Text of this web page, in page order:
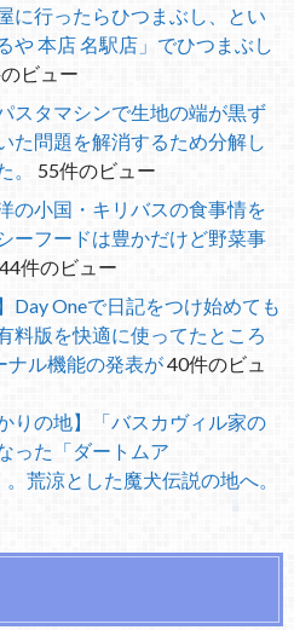
に行ったらひつまぶし、とい
や 本店 名駅店」でひつまぶし
ビュー
スタマシンで生地の端が黒ず
た問題を解消するため分解し
。
55件のビュー
の小国・キリバスの食事情を
ーフードは豊かだけど野菜事
44件のビュー
Day Oneで日記をつけ始めても
料版を快適に使ってたところ
ナル機能の発表が40件のビュ
りの地】「バスカヴィル家の
った「ダートムア
。荒涼とした魔犬伝説の地へ。